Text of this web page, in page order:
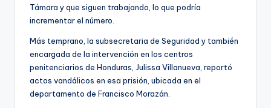
Támara y que siguen trabajando, lo que podría
incrementar el número.
Más temprano, la subsecretaria de Seguridad y también
encargada de la intervención en los centros
penitenciarios de Honduras, Julissa Villanueva, reportó
actos vandálicos en esa prisión, ubicada en el
departamento de Francisco Morazán.